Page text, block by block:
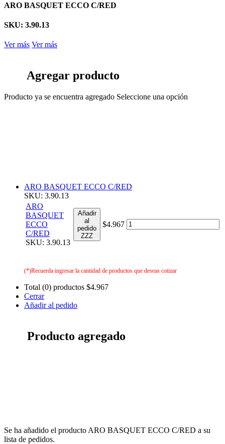
ARO BASQUET ECCO C/RED
SKU: 3.90.13
Ver más Ver más
Agregar producto
Producto ya se encuentra agregado Seleccione una opción
ARO BASQUET ECCO C/RED
SKU: 3.90.13
ARO
BASQUET
ECCO
C/RED
SKU: 3.90.13
Añadir
al
pedido
ZZZ
$4.967
(*)Recuerda ingresar la cantidad de productos que deseas cotizar
Total (0) productos $4.967
Cerrar
Añadir al pedido
Producto agregado
Se ha añadido el producto ARO BASQUET ECCO C/RED a su
lista de pedidos.